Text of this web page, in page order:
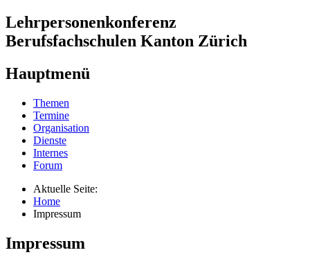
Lehrpersonenkonferenz
Berufsfachschulen Kanton Zürich
Hauptmenü
Themen
Termine
Organisation
Dienste
Internes
Forum
Aktuelle Seite:
Home
Impressum
Impressum